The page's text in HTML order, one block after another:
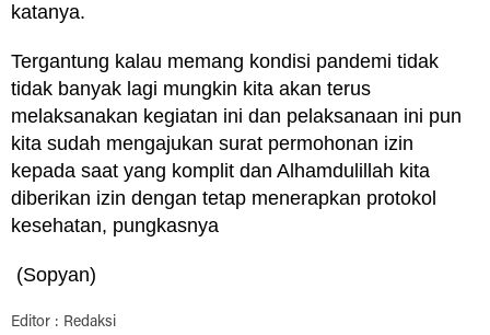
katanya.
Tergantung kalau memang kondisi pandemi tidak
tidak banyak lagi mungkin kita akan terus
melaksanakan kegiatan ini dan pelaksanaan ini pun
kita sudah mengajukan surat permohonan izin
kepada saat yang komplit dan Alhamdulillah kita
diberikan izin dengan tetap menerapkan protokol
kesehatan, pungkasnya
(Sopyan)
Editor : Redaksi